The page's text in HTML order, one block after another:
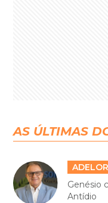
AS ÚLTIMAS
Genésio
Antídio